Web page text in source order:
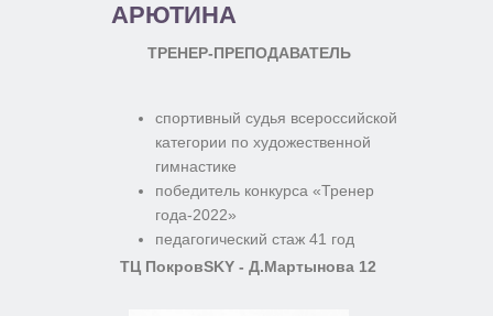
АРЮТИНА
ТЦ ПокровSKY - Д.Мартынова 12
ТРЕНЕР-ПРЕПОДАВАТЕЛЬ
спортивный судья всероссийской
категории по художественной
гимнастике
победитель конкурса «Тренер
года-2022»
педагогический стаж 41 год